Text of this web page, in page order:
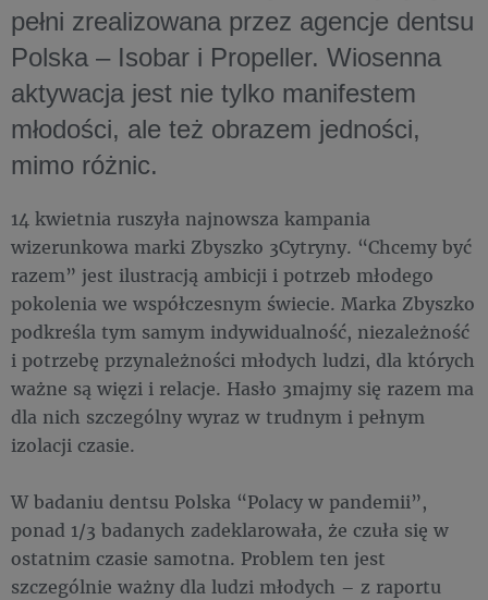
pełni zrealizowana przez agencje dentsu
Polska – Isobar i Propeller. Wiosenna
aktywacja jest nie tylko manifestem
młodości, ale też obrazem jedności,
mimo różnic.
14 kwietnia ruszyła najnowsza kampania
wizerunkowa marki Zbyszko 3Cytryny. “Chcemy być
razem” jest ilustracją ambicji i potrzeb młodego
pokolenia we współczesnym świecie. Marka Zbyszko
podkreśla tym samym indywidualność, niezależność
i potrzebę przynależności młodych ludzi, dla których
ważne są więzi i relacje. Hasło 3majmy się razem ma
dla nich szczególny wyraz w trudnym i pełnym
izolacji czasie.
W badaniu dentsu Polska “Polacy w pandemii”,
ponad 1/3 badanych zadeklarowała, że czuła się w
ostatnim czasie samotna. Problem ten jest
szczególnie ważny dla ludzi młodych – z raportu